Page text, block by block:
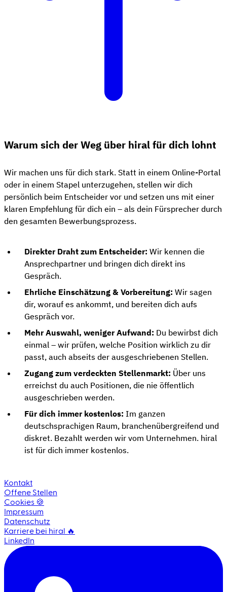
Warum sich der Weg über hiral für dich lohnt
Wir machen uns für dich stark. Statt in einem Online-Portal
oder in einem Stapel unterzugehen, stellen wir dich
persönlich beim Entscheider vor und setzen uns mit einer
klaren Empfehlung für dich ein – als dein Fürsprecher durch
den gesamten Bewerbungsprozess.
Direkter Draht zum Entscheider: Wir kennen die
Ansprechpartner und bringen dich direkt ins
Gespräch.
Ehrliche Einschätzung & Vorbereitung: Wir sagen
dir, worauf es ankommt, und bereiten dich aufs
Gespräch vor.
Mehr Auswahl, weniger Aufwand: Du bewirbst dich
einmal – wir prüfen, welche Position wirklich zu dir
passt, auch abseits der ausgeschriebenen Stellen.
Zugang zum verdeckten Stellenmarkt: Über uns
erreichst du auch Positionen, die nie öffentlich
ausgeschrieben werden.
Für dich immer kostenlos: Im ganzen
deutschsprachigen Raum, branchenübergreifend und
diskret. Bezahlt werden wir vom Unternehmen. hiral
ist für dich immer kostenlos.
Kontakt
Offene Stellen
Cookies 🍪
Impressum
Datenschutz
Karriere bei hiral 🔥
LinkedIn